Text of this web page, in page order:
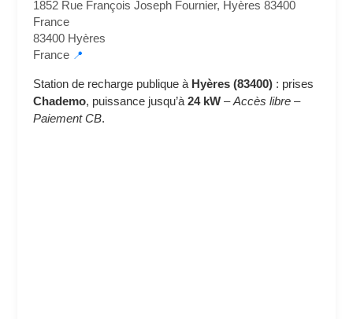
1852 Rue François Joseph Fournier, Hyères 83400
France
83400 Hyères
France 📍
Station de recharge publique à Hyères (83400) : prises
Chademo, puissance jusqu’à24 kW –Accès libre –
Paiement CB.